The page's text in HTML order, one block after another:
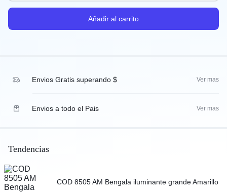
Añadir al carrito
Envios Gratis superando $ Ver mas
Envios a todo el Pais Ver mas
Tendencias
COD 8505 AM Bengala iluminante grande Amarillo